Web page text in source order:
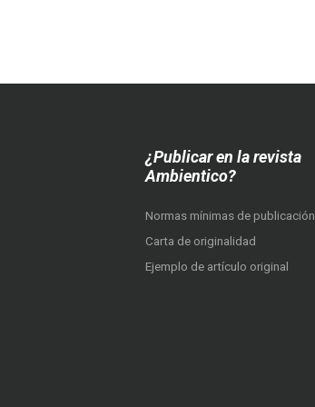
¿Publicar en la revista
Ambientico?
Normas mínimas de publicación
Carta de originalidad
Ejemplo de artículo original